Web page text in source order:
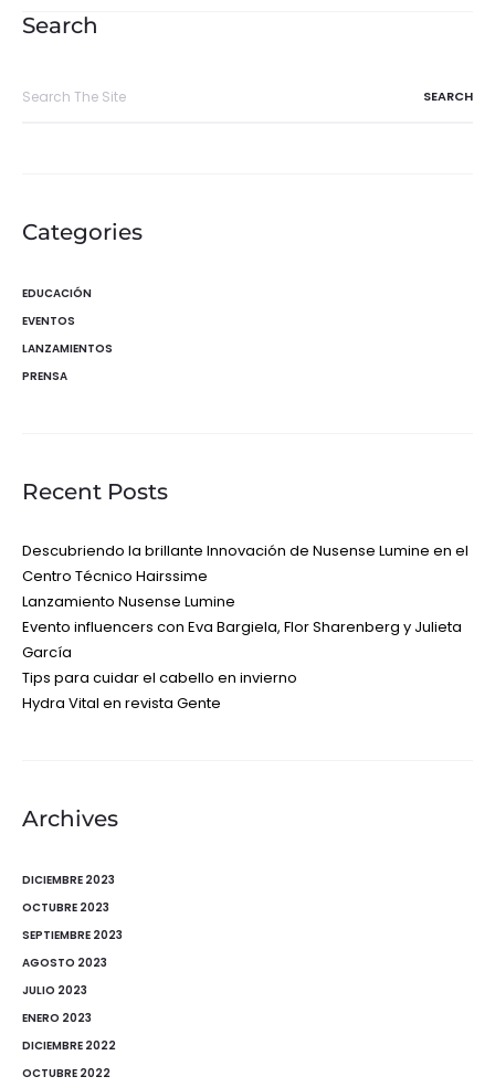
entradas
Search
Categories
EDUCACIÓN
EVENTOS
LANZAMIENTOS
PRENSA
Recent Posts
Descubriendo la brillante Innovación de Nusense Lumine en el
Centro Técnico Hairssime
Lanzamiento Nusense Lumine
Evento influencers con Eva Bargiela, Flor Sharenberg y Julieta
García
Tips para cuidar el cabello en invierno
Hydra Vital en revista Gente
Archives
DICIEMBRE 2023
OCTUBRE 2023
SEPTIEMBRE 2023
AGOSTO 2023
JULIO 2023
ENERO 2023
DICIEMBRE 2022
OCTUBRE 2022